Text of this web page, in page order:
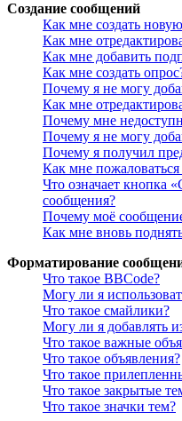
Создание сообщений
Как мне создать
Как мне
Как мне добавить
Как мне создать
Почему я не могу
Как мне
Почему мне
Почему я не могу
Почему я получил
Как мне
Что означает кнопка
сообщения?
Почему моё
Как мне вновь
Форматирование
Что такое BBCode?
Могу ли я
Что такое смайлики?
Могу ли я добавлять
Что такое важные
Что такое объявления?
Что такое
Что такое закрытые
Что такое значки тем?